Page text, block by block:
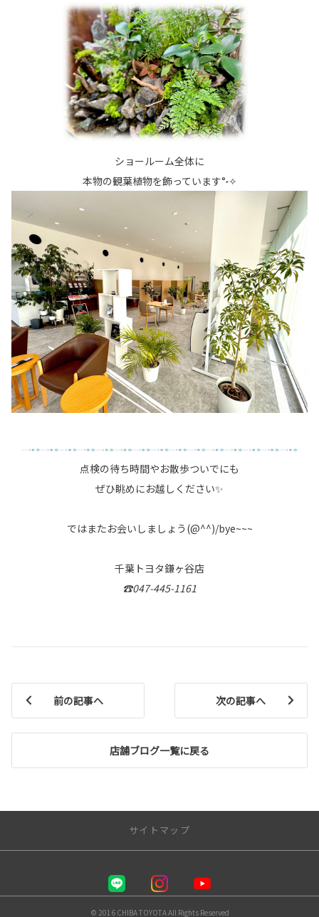
ショールーム全体に
本物の観葉植物を飾っています°˖✧
点検の待ち時間やお散歩ついでにも
ぜひ眺めにお越しください✨
ではまたお会いしましょう(@^^)/bye~~~
千葉トヨタ鎌ヶ谷店
☎047-445-1161
前の記事へ
店舗ブログ一覧に戻る
次の記事へ
サイトマップ
千葉トヨタ自動車 株式会社
© 2016 CHIBA TOYOTA All Rights Reserved